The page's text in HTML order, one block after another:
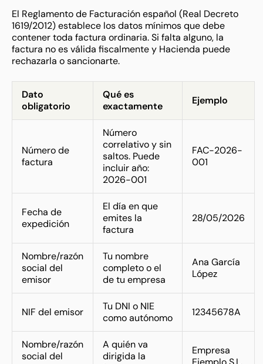
El Reglamento de Facturación español (Real Decreto
1619/2012) establece los datos mínimos que debe
contener toda factura ordinaria. Si falta alguno, la
factura no es válida fiscalmente y Hacienda puede
rechazarla o sancionarte.
Dato
obligatorio
Qué es
exactamente
Ejemplo
Número de
factura
Número
correlativo y sin
saltos. Puede
incluir año:
2026-001
FAC-2026-
001
Fecha de
expedición
El día en que
emites la
factura
28/05/2026
Nombre/razón
social del
emisor
Tu nombre
completo o el
de tu empresa
Ana García
López
NIF del emisor
Tu DNI o NIE
como autónomo
12345678A
Nombre/razón
social del
A quién va
dirigida la
Empresa